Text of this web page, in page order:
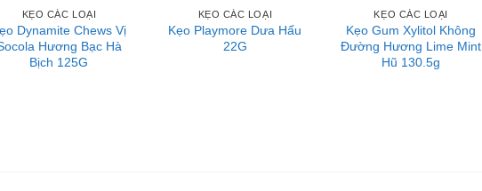
KẸO CÁC LOẠI
Dynamite Chews Vị
Hương Bạc Hà
Bịch 125G
KẸO CÁC LOẠI
Kẹo Playmore Dưa Hấu
22G
KẸO CÁC LOẠI
Kẹo Gum Xylitol Không
Đường Hương Lime Mint
Hũ 130.5g